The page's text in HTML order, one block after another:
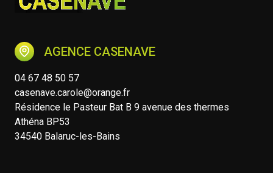
AGENCE CASENAVE
04 67 48 50 57
casenave.carole@orange.fr
Résidence le Pasteur Bat B 9 avenue des thermes
Athéna BP53
34540 Balaruc-les-Bains